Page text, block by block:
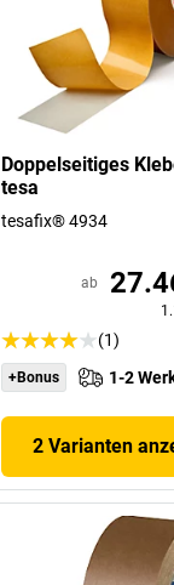
Doppelseitiges
tesa
tesafix® 4934
ab
(1)
+Bonus 1-2
2 Varianten